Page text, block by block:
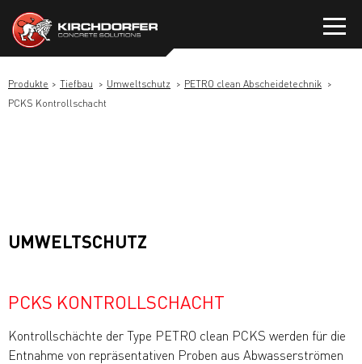
Inhalt
springen
Produkte Tiefbau Umweltschutz
PETRO clean Abscheidetechnik
PCKS Kontrollschacht
UMWELTSCHUTZ
PCKS KONTROLLSCHACHT
Kontrollschächte der Type PETRO clean PCKS werden für die
Entnahme von repräsentativen Proben aus Abwasserströmen